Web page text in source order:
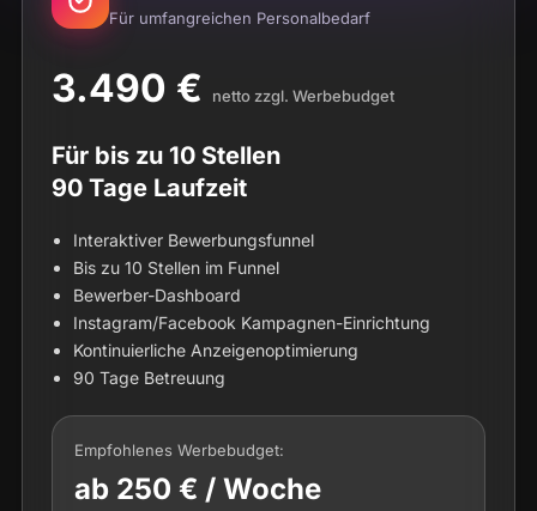
Für umfang­rei­chen Personalbedarf
3.490 € net­to zzgl. Werbebudget
Für bis zu 10 Stellen
90 Tage Laufzeit
Inter­ak­ti­ver Bewerbungsfunnel
Bis zu 10 Stel­len im Funnel
Bewer­ber-Dash­board
Instagram/Facebook Kam­pa­gnen-Ein­rich­tung
Kon­ti­nu­ier­li­che Anzeigenoptimierung
90 Tage Betreuung
Emp­foh­le­nes Werbebudget:
ab 250 € / Woche